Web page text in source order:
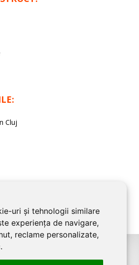
uri și tehnologii similare
experiența de navigare,
reclame personalizate,
Cluj
un serviciu de promovare online pentru